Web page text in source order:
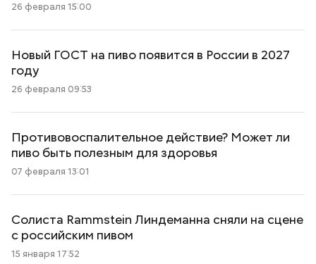
26 февраля 15:00
Новый ГОСТ на пиво появится в России в 2027
году
26 февраля 09:53
Противовоспалительное действие? Может ли
пиво быть полезным для здоровья
07 февраля 13:01
Солиста Rammstein Линдеманна сняли на сцене
с российским пивом
15 января 17:52